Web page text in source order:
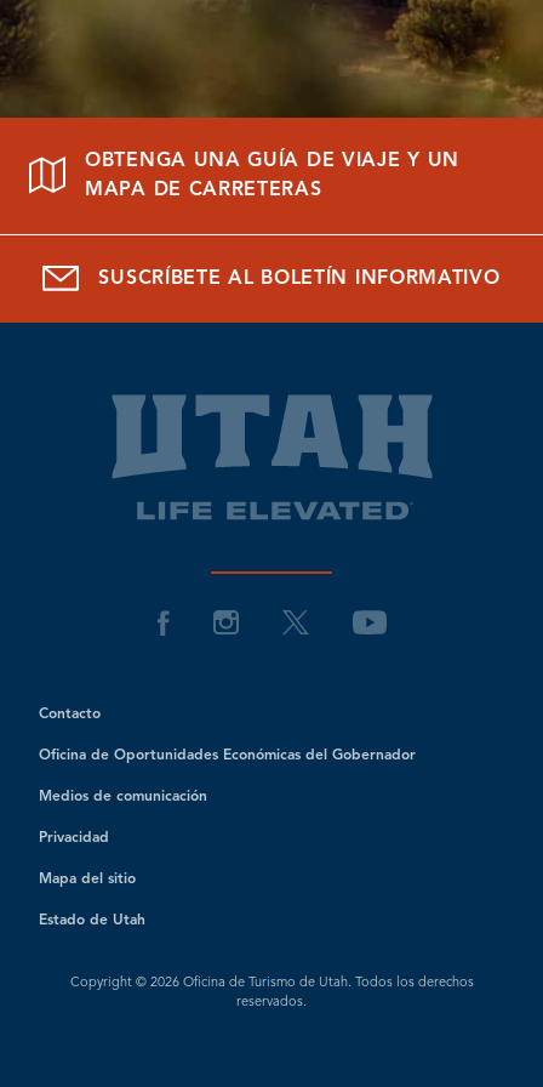
OBTENGA UNA GUÍA DE VIAJE Y UN
MAPA DE CARRETERAS
SUSCRÍBETE AL BOLETÍN INFORMATIVO
Contacto
Oficina de Oportunidades Económicas del Gobernador
Medios de comunicación
Privacidad
Mapa del sitio
Estado de Utah
Copyright © 2026 Oficina de Turismo de Utah. Todos los derechos
reservados.